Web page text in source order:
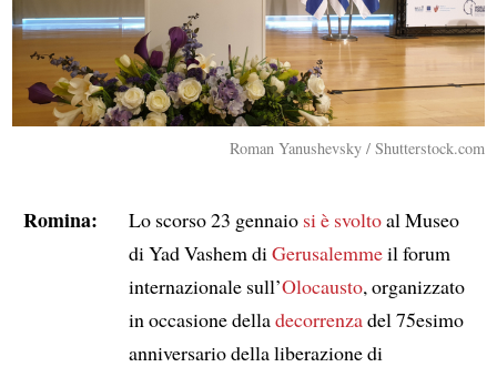
Roman Yanushevsky / Shutterstock.com
Romina: Lo scorso 23 gennaio si è svoltoal Museo
di Yad Vashem di Gerusalemmeil forum
internazionale sull’Olocausto, organizzato
in occasione delladecorrenzadel 75esimo
anniversario della liberazione di